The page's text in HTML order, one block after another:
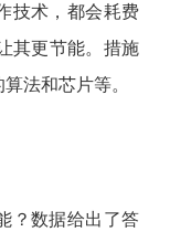
技术，都会耗费
其更节能。措施
法和芯片等。
？数据给出了答